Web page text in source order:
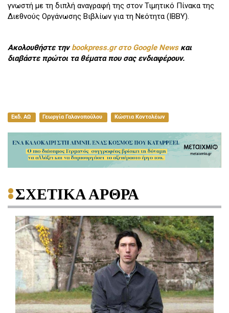
γνωστή με τη διπλή αναγραφή της στον Τιμητικό Πίνακα της
Διεθνούς Οργάνωσης Βιβλίων για τη Νεότητα (ΙΒΒΥ).
Ακολουθήστε τηνbookpress.gr στο Google Newsκαι
διαβάστε πρώτοι τα θέματα που σας ενδιαφέρουν.
Εκδ. ΑΩ Γεωργία Γαλανοπούλου Κώστια Κοντολέων
ΣΧΕΤΙΚΑ ΑΡΘΡΑ